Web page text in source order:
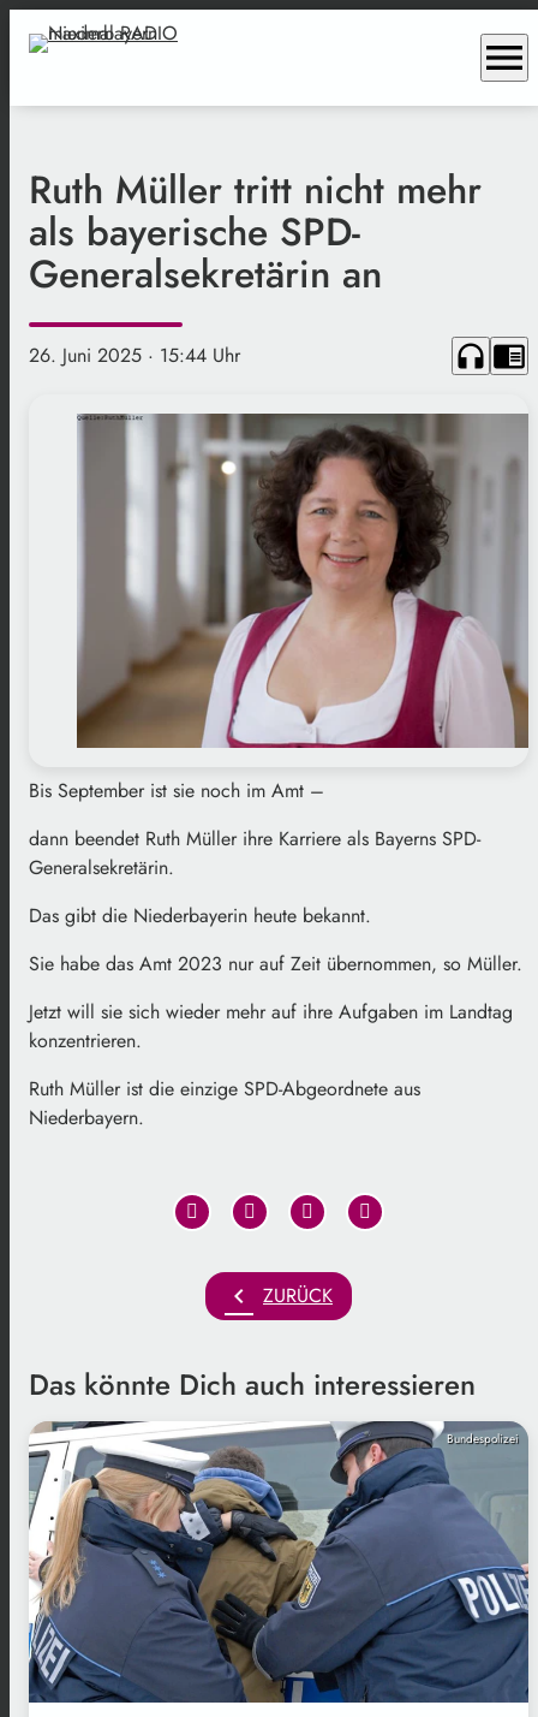
menu
Ruth Müller tritt nicht mehr
als bayerische SPD-
Generalsekretärin an
26. Juni 2025 · 15:44 Uhr headphones chrome_reader_mode
Bis September ist sie noch im Amt –
dann beendet Ruth Müller ihre Karriere als Bayerns SPD-
Generalsekretärin.
Das gibt die Niederbayerin heute bekannt.
Sie habe das Amt 2023 nur auf Zeit übernommen, so Müller.
Jetzt will sie sich wieder mehr auf ihre Aufgaben im Landtag
konzentrieren.
Ruth Müller ist die einzige SPD-Abgeordnete aus
Niederbayern.
chevron_left ZURÜCK
Das könnte Dich auch interessieren
Bundespolizei